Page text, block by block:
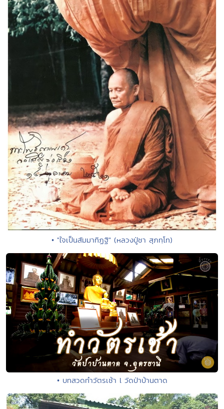
• "ใจเป็นสัมมาทิฏฐิ" (หลวงปู่ชา สุภทฺโท)
• บทสวดทำวัตรเช้า l วัดป่าบ้านตาด